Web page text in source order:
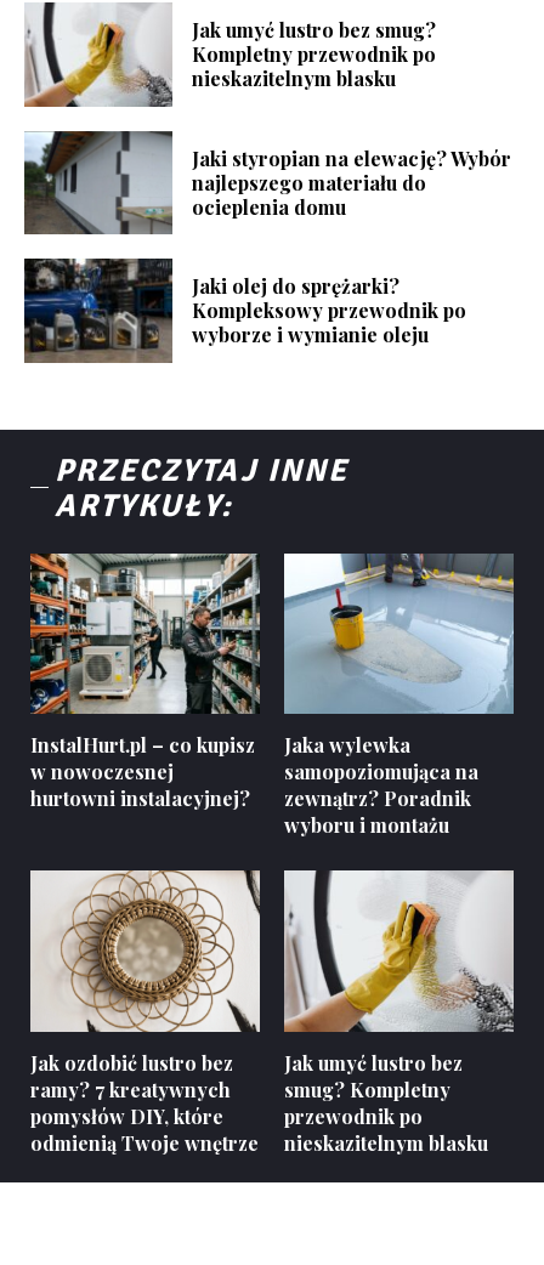
Jak umyć lustro bez smug?
Kompletny przewodnik po
nieskazitelnym blasku
Jaki styropian na elewację? Wybór
najlepszego materiału do
ocieplenia domu
Jaki olej do sprężarki?
Kompleksowy przewodnik po
wyborze i wymianie oleju
PRZECZYTAJ INNE
ARTYKUŁY:
InstalHurt.pl – co kupisz
w nowoczesnej
hurtowni instalacyjnej?
Jaka wylewka
samopoziomująca na
zewnątrz? Poradnik
wyboru i montażu
Jak ozdobić lustro bez
ramy? 7 kreatywnych
pomysłów DIY, które
odmienią Twoje wnętrze
Jak umyć lustro bez
smug? Kompletny
przewodnik po
nieskazitelnym blasku